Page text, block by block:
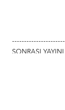
SONRASI